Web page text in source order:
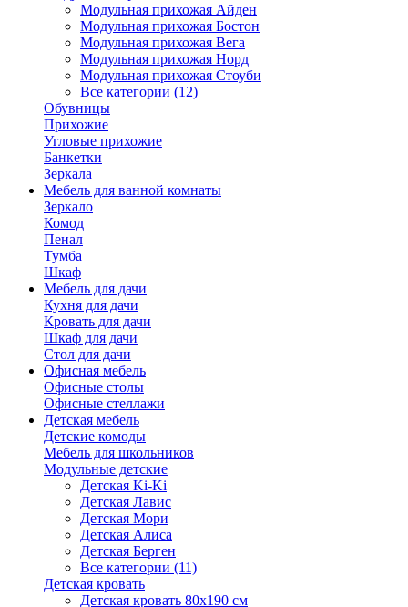
Модульная прихожая Айден
Модульная прихожая Бостон
Модульная прихожая Вега
Модульная прихожая Норд
Модульная прихожая Стоуби
Все категории (12)
Обувницы
Прихожие
Угловые прихожие
Банкетки
Зеркала
Мебель для ванной комнаты
Зеркало
Комод
Пенал
Тумба
Шкаф
Мебель для дачи
Кухня для дачи
Кровать для дачи
Шкаф для дачи
Стол для дачи
Офисная мебель
Офисные столы
Офисные стеллажи
Детская мебель
Детские комоды
Мебель для школьников
Модульные детские
Детская Ki-Ki
Детская Лавис
Детская Мори
Детская Алиса
Детская Берген
Все категории (11)
Детская кровать
Детская кровать 80х190 см